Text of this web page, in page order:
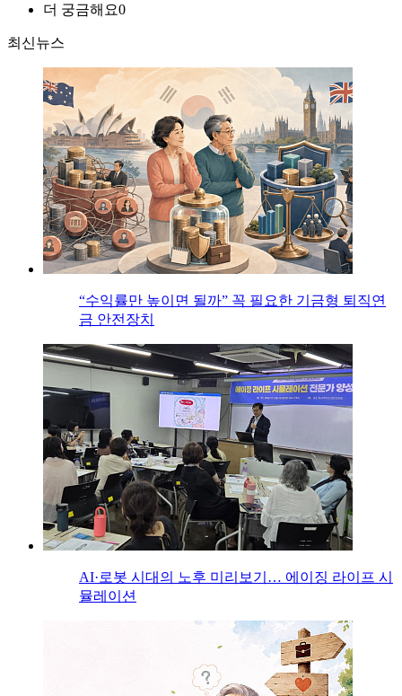
더 궁금해요0
최신뉴스
“수익률만 높이면 될까” 꼭 필요한 기금형 퇴직연
금 안전장치
AI·로봇 시대의 노후 미리보기… 에이징 라이프 시
뮬레이션